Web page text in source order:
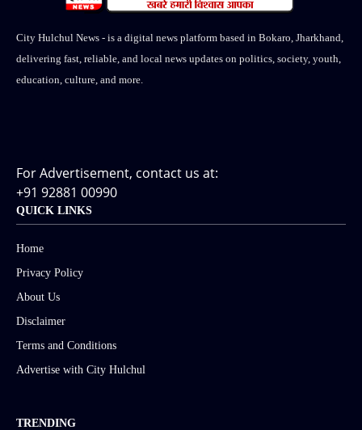
City Hulchul News - is a digital news platform based in Bokaro, Jharkhand,
delivering fast, reliable, and local news updates on politics, society, youth,
education, culture, and more.
For Advertisement, contact us at:
+91 92881 00990
QUICK LINKS
Home
Privacy Policy
About Us
Disclaimer
Terms and Conditions
Advertise with City Hulchul
TRENDING